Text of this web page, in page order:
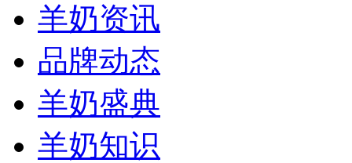
羊奶资讯
品牌动态
羊奶盛典
羊奶知识